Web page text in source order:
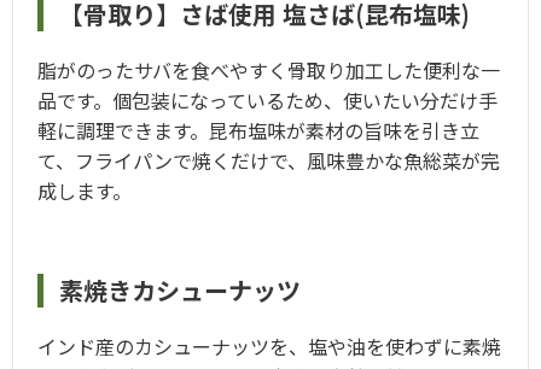
【骨取り】さば使用 塩さば(昆布塩味)
脂がのったサバを食べやすく骨取り加工した便利な一
品です。個包装になっているため、使いたい分だけ手
軽に調理できます。昆布塩味が素材の旨味を引き立
て、フライパンで焼くだけで、風味豊かな魚総菜が完
成します。
素焼きカシューナッツ
インド産のカシューナッツを、塩や油を使わずに素焼